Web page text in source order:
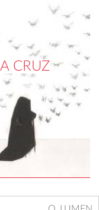
CRUZ